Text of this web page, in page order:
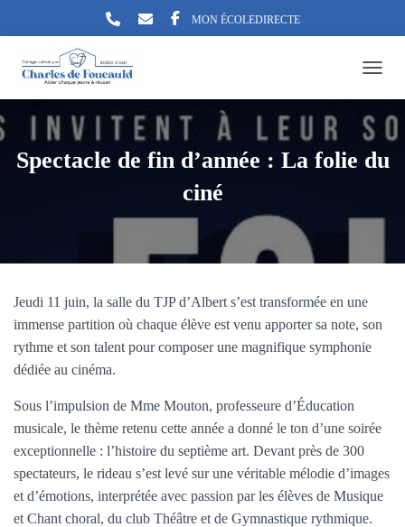
MON ÉCOLEDIRECTE
Spectacle de fin d’année : La folie du
ciné
Jeudi 11 juin, la salle du TJP d’Albert s’est transformée en une
immense partition où chaque élève est venu apporter sa note, son
rythme et son talent pour composer une magnifique symphonie
dédiée au cinéma.
Sous l’impulsion de Mme Mouton, professeure d’Éducation
musicale, le thème retenu cette année a donné le ton d’une soirée
exceptionnelle : l’histoire du septième art. Devant près de 300
spectateurs, le rideau s’est levé sur une véritable mélodie d’images
et d’émotions, interprétée avec passion par les élèves de Musique
et Chant choral, du club Théâtre et de Gymnastique rythmique.